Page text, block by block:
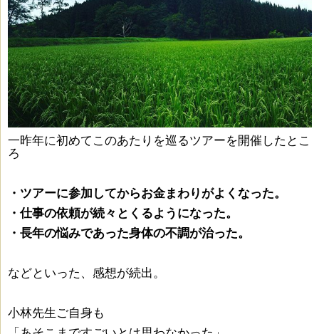
一昨年に初めてこのあたりを巡るツアーを開催したとこ
ろ
・ツアーに参加してからお金まわりがよくなった。
・仕事の依頼が続々とくるようになった。
・長年の悩みであった身体の不調が治った。
などといった、感想が続出。
小林先生ご自身も